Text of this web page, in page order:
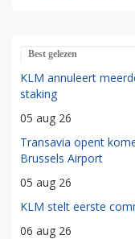
Best gelezen
KLM annuleert
staking
05 aug 26
Transavia opent
Brussels Airport
05 aug 26
KLM stelt eerste
06 aug 26